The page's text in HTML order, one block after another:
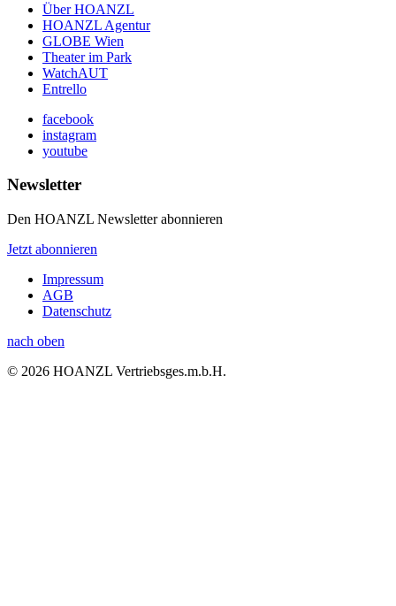
Über HOANZL
HOANZL Agentur
GLOBE Wien
Theater im Park
WatchAUT
Entrello
facebook
instagram
youtube
Newsletter
Den HOANZL Newsletter abonnieren
Jetzt abonnieren
Impressum
AGB
Datenschutz
nach oben
© 2026 HOANZL Vertriebsges.m.b.H.